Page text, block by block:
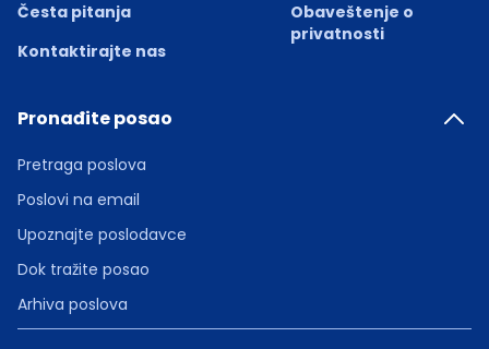
Česta pitanja
Kontaktirajte nas
Obaveštenje o
privatnosti
Pronađite posao
Pretraga poslova
Poslovi na email
Upoznajte poslodavce
Dok tražite posao
Arhiva poslova